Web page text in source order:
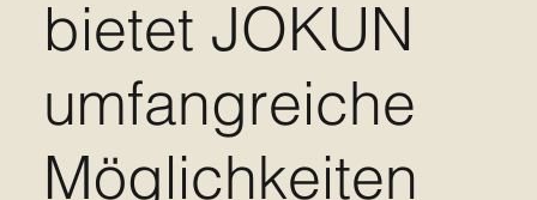
bietet JOKUN
umfangreiche
Möglichkeiten